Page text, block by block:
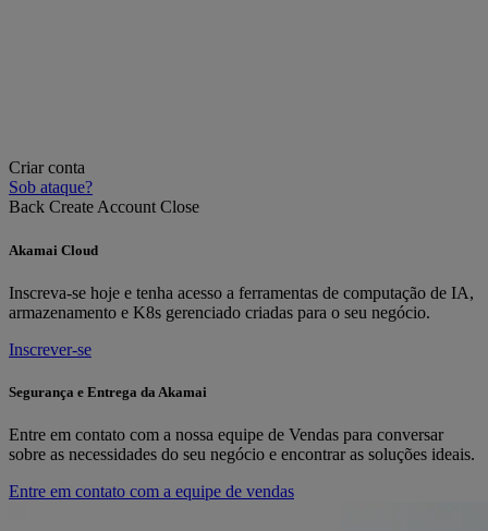
Criar conta
Sob ataque?
Back Create Account Close
Akamai Cloud
Inscreva-se hoje e tenha acesso a ferramentas de computação de IA,
armazenamento e K8s gerenciado criadas para o seu negócio.
Inscrever-se
Segurança e Entrega da Akamai
Entre em contato com a nossa equipe de Vendas para conversar
sobre as necessidades do seu negócio e encontrar as soluções ideais.
Entre em contato com a equipe de vendas